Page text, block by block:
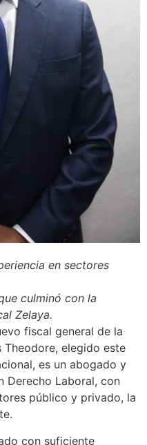
en sectores
culminó con la
Zelaya.
fiscal general de la
Theodore, elegido este
es un abogado y
Derecho Laboral, con
público y privado, la
con suficiente